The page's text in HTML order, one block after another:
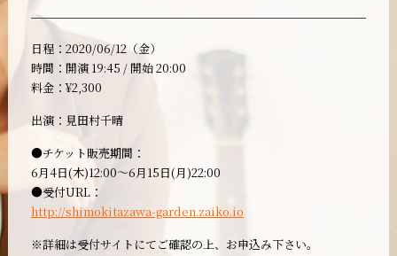
日程：2020/06/12（金）
時間：開演 19:45 / 開始 20:00
料金：¥2,300
出演：見田村千晴
●チケット販売期間：
6月4日(木)12:00～6月15日(月)22:00
●受付URL：
http://shimokitazawa-garden.zaiko.io
※詳細は受付サイトにてご確認の上、お申込み下さい。